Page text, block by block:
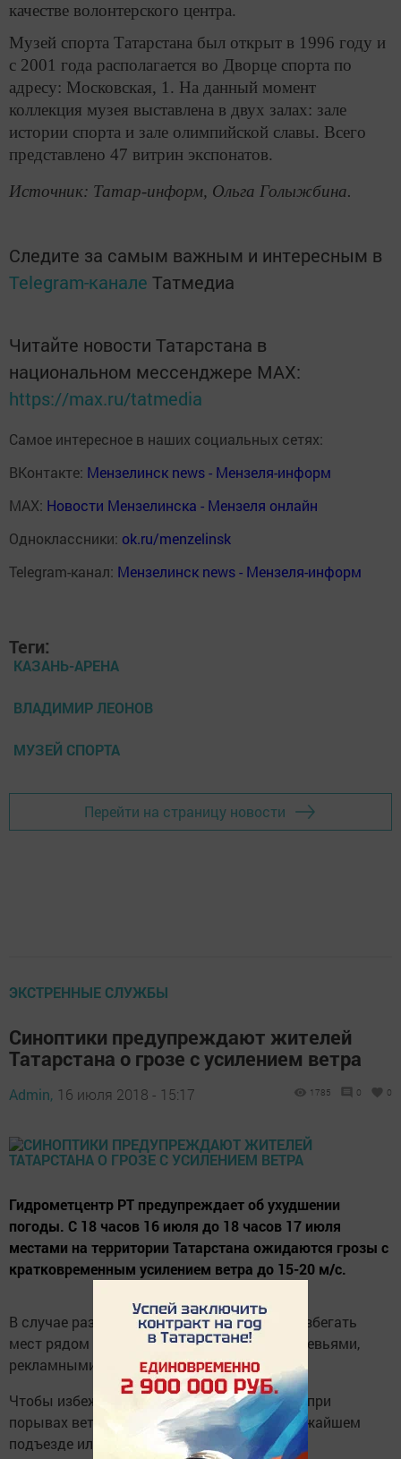
качестве волонтерского центра.
Музей спорта Татарстана был открыт в 1996 году и
с 2001 года располагается во Дворце спорта по
адресу: Московская, 1. На данный момент
коллекция музея выставлена в двух залах: зале
истории спорта и зале олимпийской славы. Всего
представлено 47 витрин экспонатов.
Источник: Татар-информ, Ольга Голыжбина.
Следите за самым важным и интересным в
Telegram-канале Татмедиа
Читайте новости Татарстана в
национальном мессенджере MАХ:
https://max.ru/tatmedia
Самое интересное в наших социальных сетях:
ВКонтакте: Мензелинск news - Мензеля-информ
MAX: Новости Мензелинска - Мензеля онлайн
Одноклассники: ok.ru/menzelinsk
Telegram-канал: Мензелинск news - Мензеля-информ
Теги:
КАЗАНЬ-АРЕНА
ВЛАДИМИР ЛЕОНОВ
МУЗЕЙ СПОРТА
Перейти на страницу новости
ЭКСТРЕННЫЕ СЛУЖБЫ
Синоптики предупреждают жителей
Татарстана о грозе с усилением ветра
Admin, 16 июля 2018 - 15:17 1785 0 0
Гидрометцентр РТ предупреждает об ухудшении
погоды. С 18 часов 16 июля до 18 часов 17 июля
местами на территории Татарстана ожидаются грозы с
кратковременным усилением ветра до 15-20 м/с.
В случае разгула стихии МЧС РТ советует избегать
мест рядом с линиями электропередач, деревьями,
рекламными щитами.
Чтобы избежать получения травм и увечий при
порывах ветра необходимо укрыться в ближайшем
подъезде или магазине.